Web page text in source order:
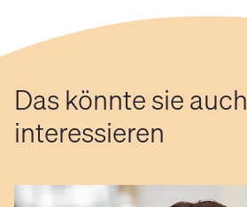
Das könnte sie auch
interessieren